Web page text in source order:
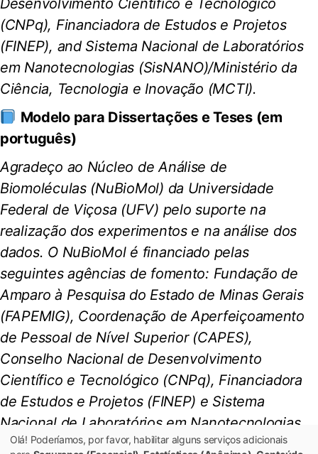
Desenvolvimento Científico e Tecnológico
(CNPq), Financiadora de Estudos e Projetos
(FINEP), and Sistema Nacional de Laboratórios
em Nanotecnologias (SisNANO)/Ministério da
Ciência, Tecnologia e Inovação (MCTI).
Modelo para Dissertações e Teses (em
português)
Agradeço ao Núcleo de Análise de
Biomoléculas (NuBioMol) da Universidade
Federal de Viçosa (UFV) pelo suporte na
realização dos experimentos e na análise dos
dados. O NuBioMol é financiado pelas
seguintes agências de fomento: Fundação de
Amparo à Pesquisa do Estado de Minas Gerais
(FAPEMIG), Coordenação de Aperfeiçoamento
de Pessoal de Nível Superior (CAPES),
Conselho Nacional de Desenvolvimento
Científico e Tecnológico (CNPq), Financiadora
de Estudos e Projetos (FINEP) e Sistema
Nacional de Laboratórios em Nanotecnologias
(SisNANO)/Ministério da Ciência, Tecnologia e
Olá! Poderíamos, por favor, habilitar alguns serviços adicionais